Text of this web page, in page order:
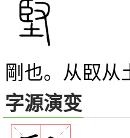
剛也。从臤从
字源演变